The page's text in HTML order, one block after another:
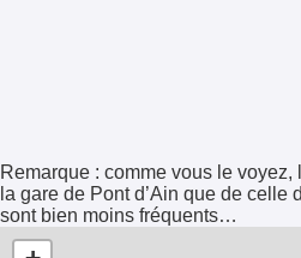
Remarque : comme vous le
la gare de Pont d’Ain que de celle
sont bien moins fréquents…